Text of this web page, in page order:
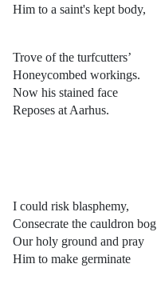
Him to a saint's kept body,
Trove of the turfcutters’
Honeycombed workings.
Now his stained face
Reposes at Aarhus.
I could risk blasphemy,
Consecrate the cauldron bog
Our holy ground and pray
Him to make germinate